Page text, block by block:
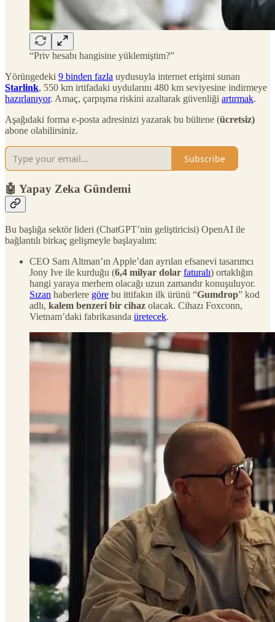
“Priv hesabı hangisine yüklemiştim?”
Yörüngedeki 9 binden fazla uydusuyla internet erişimi sunan
Starlink, 550 km irtifadaki uydularını 480 km seviyesine indirmeye
hazırlanıyor. Amaç, çarpışma riskini azaltarak güvenliği artırmak.
Aşağıdaki forma e-posta adresinizi yazarak bu bültene (ücretsiz)
abone olabilirsiniz.
Subscribe
🤖 Yapay Zeka Gündemi
Bu başlığa sektör lideri (ChatGPT’nin geliştiricisi) OpenAI ile
bağlantılı birkaç gelişmeyle başlayalım:
CEO Sam Altman’ın Apple’dan ayrılan efsanevi tasarımcı
Jony Ive ile kurduğu (6,4 milyar dolar faturalı) ortaklığın
hangi yaraya merhem olacağı uzun zamandır konuşuluyor.
Sızan haberlere göre bu ittifakın ilk ürünü “Gumdrop” kod
adlı, kalem benzeri bir cihaz olacak. Cihazı Foxconn,
Vietnam’daki fabrikasında üretecek.